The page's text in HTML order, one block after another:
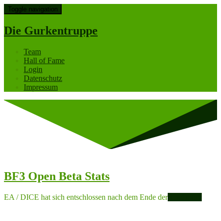
Toggle navigation
Die Gurkentruppe
Team
Hall of Fame
Login
Datenschutz
Impressum
BF3 Open Beta Stats
EA / DICE hat sich entschlossen nach dem Ende der